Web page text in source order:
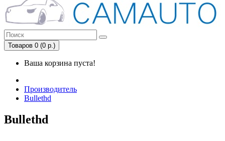
Товаров 0 (0 р.)
Ваша корзина пуста!
Производитель
Bullethd
Bullethd